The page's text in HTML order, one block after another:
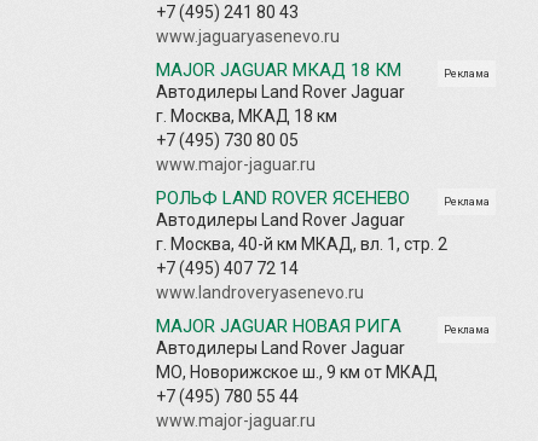
+7 (495) 241 80 43
www.jaguaryasenevo.ru
Реклама
MAJOR JAGUAR МКАД 18 КМ
Автодилеры Land Rover Jaguar
г. Москва, МКАД 18 км
+7 (495) 730 80 05
www.major-jaguar.ru
Реклама
РОЛЬФ LAND ROVER ЯСЕНЕВО
Автодилеры Land Rover Jaguar
г. Москва, 40-й км МКАД, вл. 1, стр. 2
+7 (495) 407 72 14
www.landroveryasenevo.ru
Реклама
MAJOR JAGUAR НОВАЯ РИГА
Автодилеры Land Rover Jaguar
МО, Новорижское ш., 9 км от МКАД
+7 (495) 780 55 44
www.major-jaguar.ru